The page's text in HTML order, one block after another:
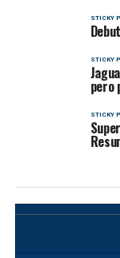
STICKY
STICKY
pero
STICKY